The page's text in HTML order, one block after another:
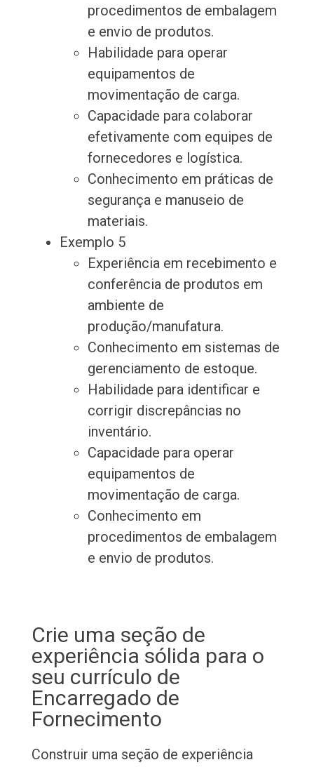
procedimentos de embalagem
e envio de produtos.
Habilidade para operar
equipamentos de
movimentação de carga.
Capacidade para colaborar
efetivamente com equipes de
fornecedores e logística.
Conhecimento em práticas de
segurança e manuseio de
materiais.
Exemplo 5
Experiência em recebimento e
conferência de produtos em
ambiente de
produção/manufatura.
Conhecimento em sistemas de
gerenciamento de estoque.
Habilidade para identificar e
corrigir discrepâncias no
inventário.
Capacidade para operar
equipamentos de
movimentação de carga.
Conhecimento em
procedimentos de embalagem
e envio de produtos.
Crie uma seção de
experiência sólida para o
seu currículo de
Encarregado de
Fornecimento
Construir uma seção de experiência